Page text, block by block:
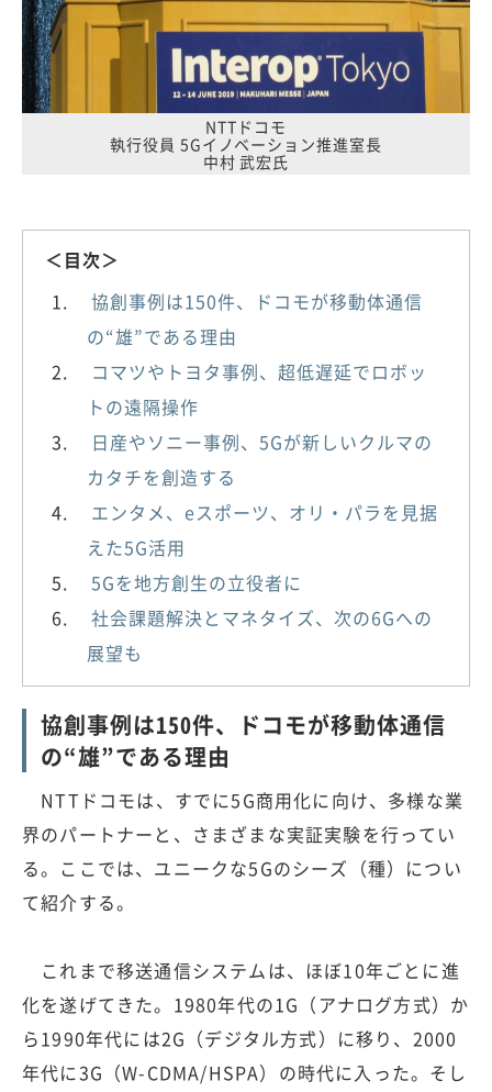
NTTドコモ
執行役員 5Gイノベーション推進室長
中村 武宏氏
＜目次＞
協創事例は150件、ドコモが移動体通信
の“雄”である理由
コマツやトヨタ事例、超低遅延でロボッ
トの遠隔操作
日産やソニー事例、5Gが新しいクルマの
カタチを創造する
エンタメ、eスポーツ、オリ・パラを見据
えた5G活用
5Gを地方創生の立役者に
社会課題解決とマネタイズ、次の6Gへの
展望も
協創事例は150件、ドコモが移動体通信
の“雄”である理由
NTTドコモは、すでに5G商用化に向け、多様な業
界のパートナーと、さまざまな実証実験を行ってい
る。ここでは、ユニークな5Gのシーズ（種）につい
て紹介する。
これまで移送通信システムは、ほぼ10年ごとに進
化を遂げてきた。1980年代の1G（アナログ方式）か
ら1990年代には2G（デジタル方式）に移り、2000
年代に3G（W-CDMA/HSPA）の時代に入った。そし